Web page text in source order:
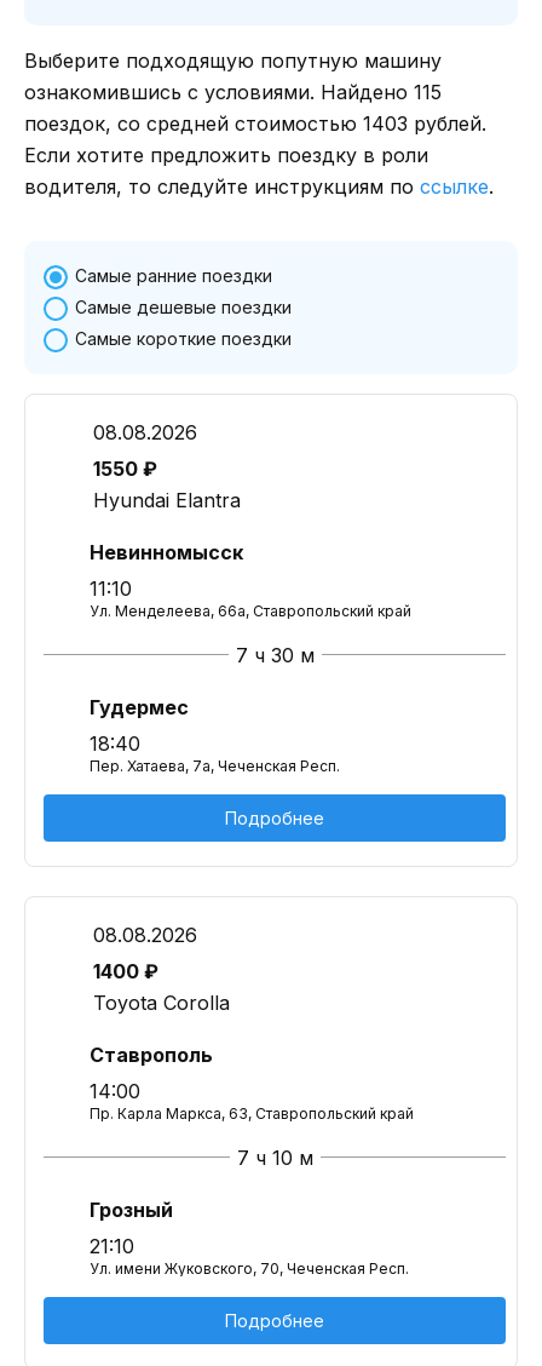
Выберите подходящую попутную машину
ознакомившись с условиями. Найдено 115
поездок, со средней стоимостью 1403 рублей.
Если хотите предложить поездку в роли
водителя, то следуйте инструкциям по ссылке.
Самые ранние поездки
Самые дешевые поездки
Самые короткие поездки
08.08.2026
1550 ₽
Hyundai Elantra
Невинномысск
11:10
Ул. Менделеева, 66а, Ставропольский край
7 ч 30 м
Гудермес
18:40
Пер. Хатаева, 7а, Чеченская Респ.
Подробнее
08.08.2026
1400 ₽
Toyota Corolla
Ставрополь
14:00
Пр. Карла Маркса, 63, Ставропольский край
7 ч 10 м
Грозный
21:10
Ул. имени Жуковского, 70, Чеченская Респ.
Подробнее